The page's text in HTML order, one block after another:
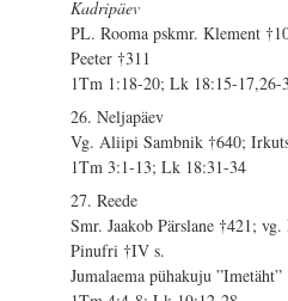
Kadripäev
PL. Rooma pskmr. Klement
Peeter †311
1Tm 1:18-20; Lk 18:15-17,26-
26. Neljapäev
Vg. Aliipi Sambnik †640;
1Tm 3:1-13; Lk 18:31-34
27. Reede
Smr. Jaakob Pärslane †421;
Pinufri †IV s.
Jumalaema pühakuju ”Imetäht”